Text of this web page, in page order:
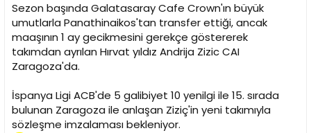
a
t
a
n
a
r
i
h
Sezon başında Galatasaray Cafe Crown'ın büyük
umutlarla Panathinaikos'tan transfer ettiği, ancak
maaşının 1 ay gecikmesini gerekçe göstererek
takımdan ayrılan Hırvat yıldız Andrija Zizic CAI
Zaragoza'da.
İspanya Ligi ACB'de 5 galibiyet 10 yenilgi ile 15. sırada
bulunan Zaragoza ile anlaşan Ziziç'in yeni takımıyla
sözleşme imzalaması bekleniyor.